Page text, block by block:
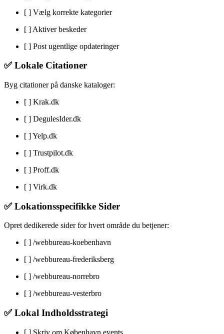
[ ] Vælg korrekte kategorier
[ ] Aktiver beskeder
[ ] Post ugentlige opdateringer
✅ Lokale Citationer
Byg citationer på danske kataloger:
[ ] Krak.dk
[ ] DegulesIder.dk
[ ] Yelp.dk
[ ] Trustpilot.dk
[ ] Proff.dk
[ ] Virk.dk
✅ Lokationsspecifikke Sider
Opret dedikerede sider for hvert område du betjener:
[ ] /webbureau-koebenhavn
[ ] /webbureau-frederiksberg
[ ] /webbureau-norrebro
[ ] /webbureau-vesterbro
✅ Lokal Indholdsstrategi
[ ] Skriv om København events